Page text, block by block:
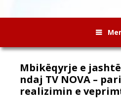
Mbikëqyrje e
ndaj TV NOVA –
realizimin e